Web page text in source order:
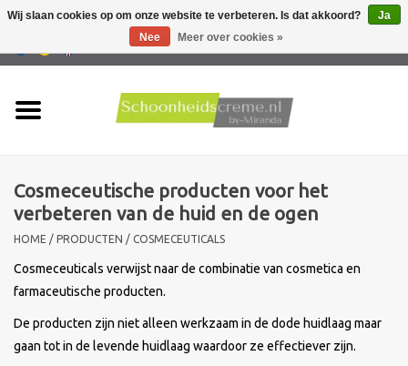
Producten
Huidproblemen
Mannen verzorging
Acties
Cosmeceutische producten voor het
verbeteren van de huid en de ogen
HOME / PRODUCTEN / COSMECEUTICALS
Cosmeceuticals verwijst naar de combinatie van cosmetica en
farmaceutische producten.
De producten zijn niet alleen werkzaam in de dode huidlaag maar
gaan tot in de levende huidlaag waardoor ze effectiever zijn.
Wij slaan cookies op om onze website te verbeteren. Is dat akkoord?
Ja
Nee
Meer over cookies »